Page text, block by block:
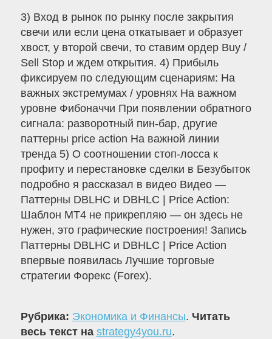
3) Вход в рынок по рынку после закрытия
свечи или если цена откатывает и образует
хвост, у второй свечи, то ставим ордер Buy /
Sell Stop и ждем открытия. 4) Прибыль
фиксируем по следующим сценариям: На
важных экстремумах / уровнях На важном
уровне Фибоначчи При появлении обратного
сигнала: разворотный пин-бар, другие
паттерны price action На важной линии
тренда 5) О соотношении стоп-лосса к
профиту и перестановке сделки в Безубыток
подробно я рассказал в видео Видео —
Паттерны DBLHC и DBHLC | Price Action:
Шаблон МТ4 не прикрепляю — он здесь не
нужен, это графические построения! Запись
Паттерны DBLHC и DBHLC | Price Action
впервые появилась Лучшие торговые
стратегии Форекс (Forex).
Рубрика: Экономика и Финансы. Читать
весь текст на strategy4you.ru.